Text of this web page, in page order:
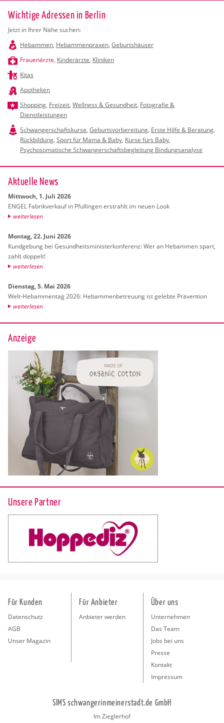
Wichtige Adressen in Berlin
Jetzt in Ihrer Nähe suchen:
Hebammen, Hebammenpraxen, Geburtshäuser
Frauenärzte, Kinderärzte, Kliniken
Kitas
Apotheken
Shopping, Freizeit, Wellness & Gesundheit, Fotografie &
Dienstleistungen
Schwangerschaftskurse, Geburtsvorbereitung, Erste Hilfe & Beratung,
Rückbildung, Sport für Mama & Baby, Kurse fürs Baby,
Psychosomatische Schwangerschaftsbegleitung Bindungsanalyse
Ak­tu­el­le News
Mitt­woch, 1. Juli 2026
ENGEL Fa­brik­ver­kauf in Pful­lin­gen er­strahlt im neuen Look
wei­ter­le­sen
Mon­tag, 22. Juni 2026
Kund­ge­bung bei Ge­sund­heits­mi­nis­ter­kon­fe­renz: Wer an Heb­am­men spart,
zahlt dop­pelt!
wei­ter­le­sen
Diens­tag, 5. Mai 2026
Welt-Heb­am­men­tag 2026: Heb­am­men­be­treu­ung ist ge­leb­te Prä­ven­ti­on
wei­ter­le­sen
Anzeige
Unsere Partner
Für Kunden
Datenschutz
AGB
Unser Magazin
Für Anbieter
Anbieter werden
Über uns
Unternehmen
Das Team
Jobs bei uns
Presse
Kontakt
Impressum
SIMS schwangerinmeinerstadt.de GmbH
Im Zieglerhof